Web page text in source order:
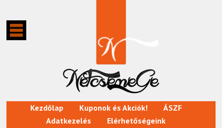
Kezdőlap Kuponok és Akciók!
ÁSZF
Adatkezelés
Elérhetőségeink